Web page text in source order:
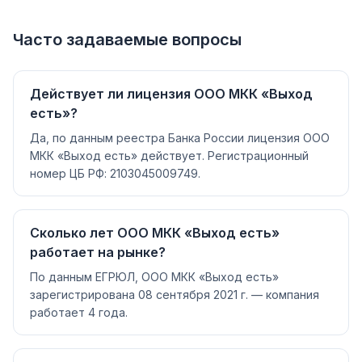
Часто задаваемые вопросы
Действует ли лицензия ООО МКК «Выход
есть»?
Да, по данным реестра Банка России лицензия ООО
МКК «Выход есть» действует. Регистрационный
номер ЦБ РФ: 2103045009749.
Сколько лет ООО МКК «Выход есть»
работает на рынке?
По данным ЕГРЮЛ, ООО МКК «Выход есть»
зарегистрирована 08 сентября 2021 г. — компания
работает 4 года.